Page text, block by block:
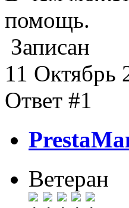
помощь.
Записан
11 Октябрь
Ответ #1
Ветеран